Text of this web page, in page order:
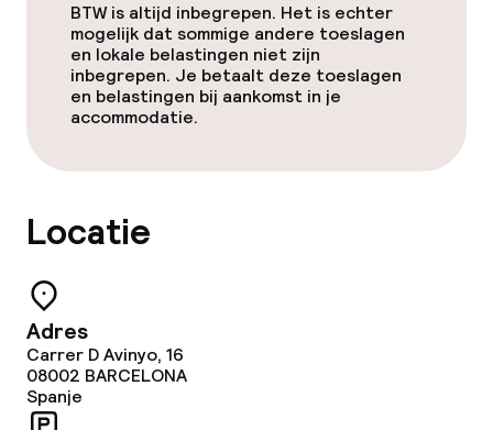
Entertainment
Betaalde wifi
Tuin
Terras
Zonneterras
Eet- en drinkgelegenheden
Restaurant
Bar
BTW is altijd inbegrepen. Het is echter
mogelijk dat sommige andere toeslagen
en lokale belastingen niet zijn
inbegrepen. Je betaalt deze toeslagen
en belastingen bij aankomst in je
accommodatie.
Locatie
Adres
Carrer D Avinyo, 16
08002 BARCELONA
Spanje